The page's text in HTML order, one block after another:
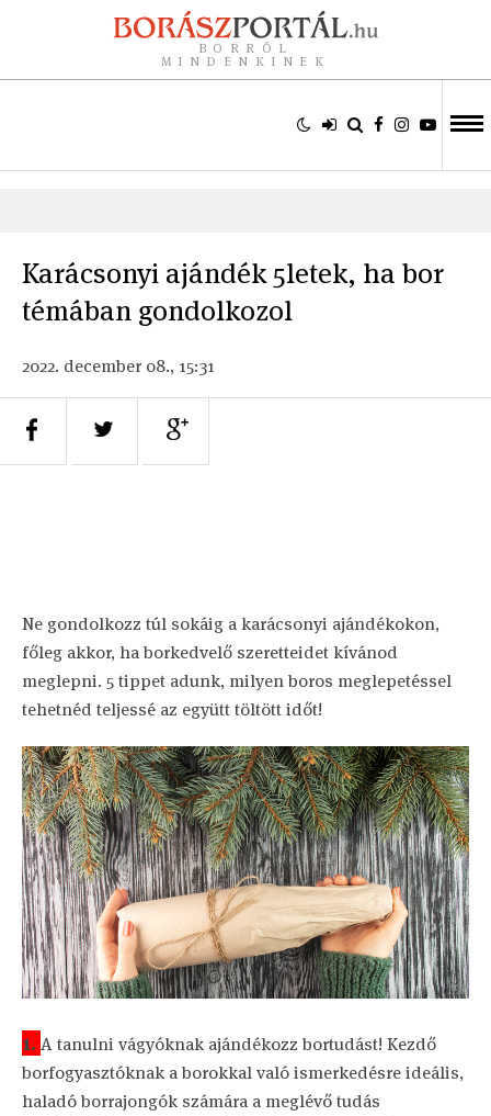
BORRÓL
MINDENKINEK
Karácsonyi ajándék 5letek, ha bor
témában gondolkozol
2022. december 08., 15:31
Ne gondolkozz túl sokáig a karácsonyi ajándékokon,
főleg akkor, ha borkedvelő szeretteidet kívánod
meglepni. 5 tippet adunk, milyen boros meglepetéssel
tehetnéd teljessé az együtt töltött időt!
1. A tanulni vágyóknak ajándékozz bortudást! Kezdő
borfogyasztóknak a borokkal való ismerkedésre ideális,
haladó borrajongók számára a meglévő tudás